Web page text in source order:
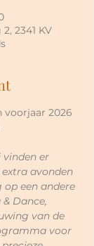
2341 KV
voorjaar 2026
vinden er
avonden
een andere
Dance,
van de
voor